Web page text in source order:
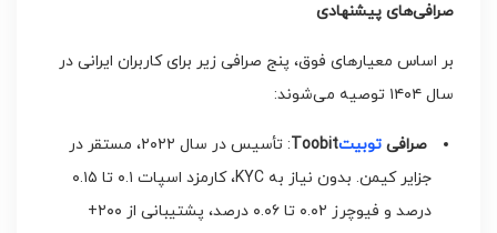
صرافی‌های پیشنهادی
بر اساس معیارهای فوق، پنج صرافی زیر برای کاربران ایرانی در
سال ۱۴۰۴ توصیه می‌شوند:
صرافی توبیتToobit
: تأسیس در سال ۲۰۲۲، مستقر در
جزایر کیمن. بدون نیاز به KYC، کارمزد اسپات ۰.۱ تا ۰.۱۵
درصد و فیوچرز ۰.۰۲ تا ۰.۰۶ درصد، پشتیبانی از ۲۰۰+